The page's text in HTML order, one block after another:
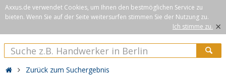
Axxus.de verwendet Cookies, um Ihnen den bestmöglichen Service zu
bieten. Wenn Sie auf der Seite weitersurfen stimmen Sie der Nutzung zu.
Ich stimme zu. ×
Zurück zum Suchergebnis